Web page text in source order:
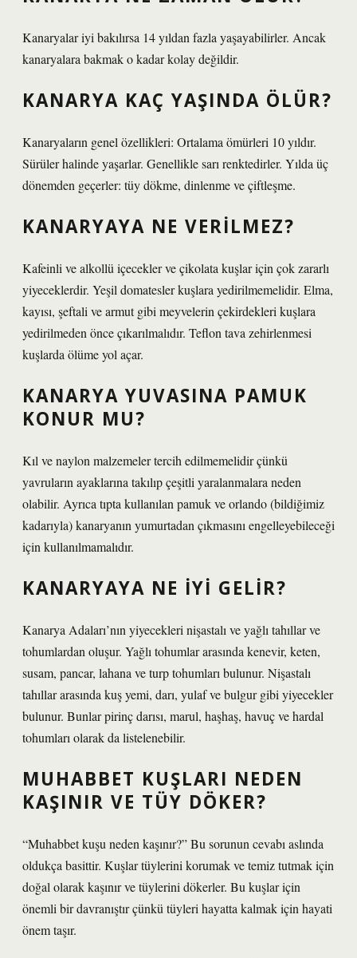
Kanaryalar iyi bakılırsa 14 yıldan fazla yaşayabilirler. Ancak
kanaryalara bakmak o kadar kolay değildir.
KANARYA KAÇ YAŞINDA ÖLÜR?
Kanaryaların genel özellikleri: Ortalama ömürleri 10 yıldır.
Sürüler halinde yaşarlar. Genellikle sarı renktedirler. Yılda üç
dönemden geçerler: tüy dökme, dinlenme ve çiftleşme.
KANARYAYA NE VERILMEZ?
Kafeinli ve alkollü içecekler ve çikolata kuşlar için çok zararlı
yiyeceklerdir. Yeşil domatesler kuşlara yedirilmemelidir. Elma,
kayısı, şeftali ve armut gibi meyvelerin çekirdekleri kuşlara
yedirilmeden önce çıkarılmalıdır. Teflon tava zehirlenmesi
kuşlarda ölüme yol açar.
KANARYA YUVASINA PAMUK
KONUR MU?
Kıl ve naylon malzemeler tercih edilmemelidir çünkü
yavruların ayaklarına takılıp çeşitli yaralanmalara neden
olabilir. Ayrıca tıpta kullanılan pamuk ve orlando (bildiğimiz
kadarıyla) kanaryanın yumurtadan çıkmasını engelleyebileceği
için kullanılmamalıdır.
KANARYAYA NE IYI GELIR?
Kanarya Adaları’nın yiyecekleri nişastalı ve yağlı tahıllar ve
tohumlardan oluşur. Yağlı tohumlar arasında kenevir, keten,
susam, pancar, lahana ve turp tohumları bulunur. Nişastalı
tahıllar arasında kuş yemi, darı, yulaf ve bulgur gibi yiyecekler
bulunur. Bunlar pirinç darısı, marul, haşhaş, havuç ve hardal
tohumları olarak da listelenebilir.
MUHABBET KUŞLARI NEDEN
KAŞINIR VE TÜY DÖKER?
“Muhabbet kuşu neden kaşınır?” Bu sorunun cevabı aslında
oldukça basittir. Kuşlar tüylerini korumak ve temiz tutmak için
doğal olarak kaşınır ve tüylerini dökerler. Bu kuşlar için
önemli bir davranıştır çünkü tüyleri hayatta kalmak için hayati
önem taşır.